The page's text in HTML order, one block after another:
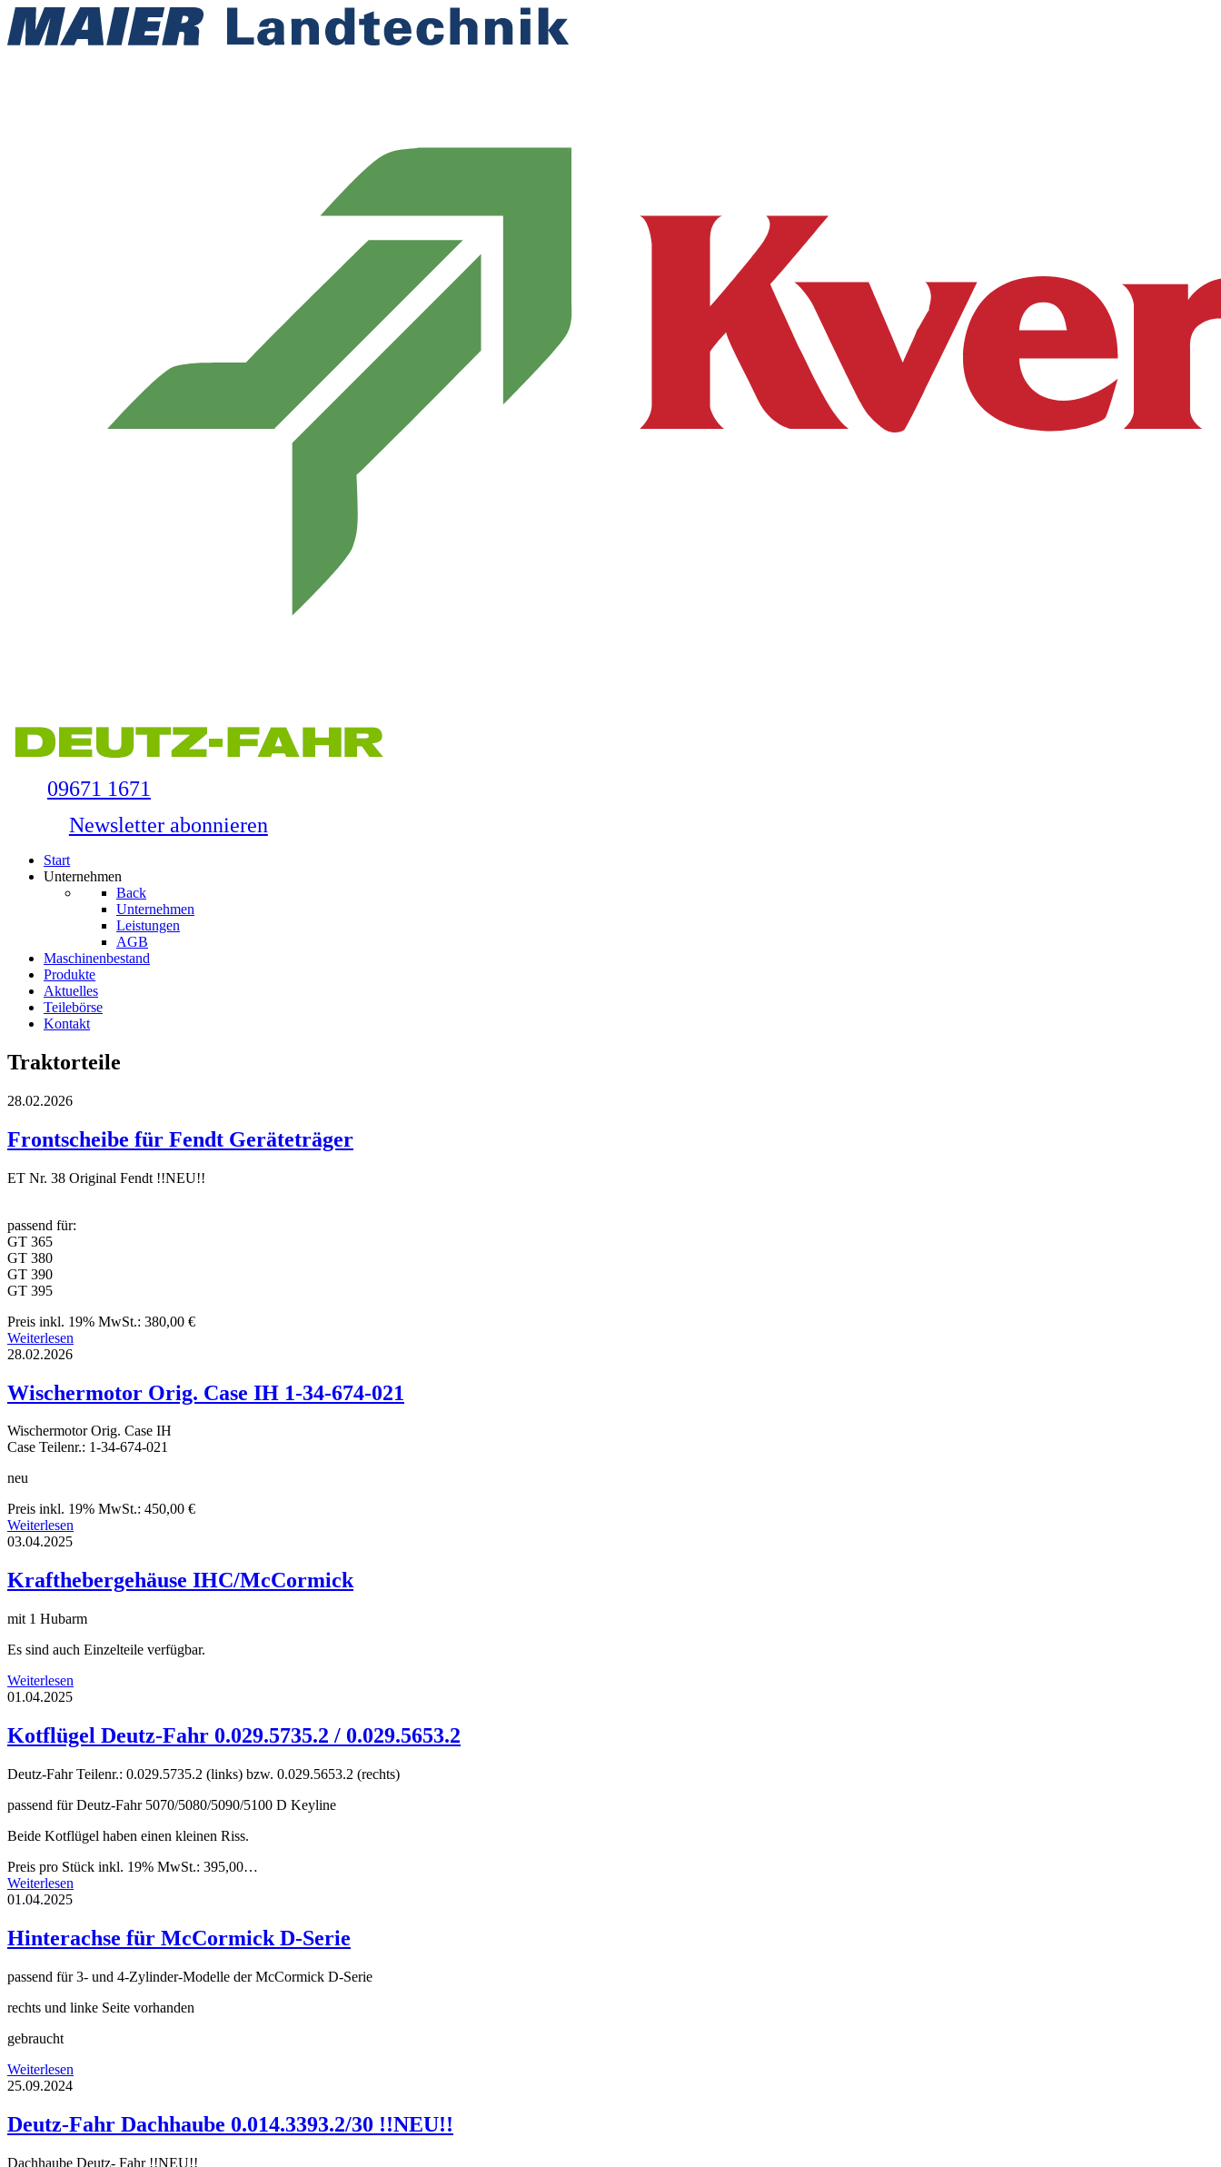
09671 1671
Newsletter abonnieren
Start
Unternehmen
Back
Unternehmen
Leistungen
AGB
Maschinenbestand
Produkte
Aktuelles
Teilebörse
Kontakt
Traktorteile
28.02.2026
Frontscheibe für Fendt Geräteträger
ET Nr. 38 Original Fendt !!NEU!!
passend für:
GT 365
GT 380
GT 390
GT 395
Preis inkl. 19% MwSt.: 380,00 €
Weiterlesen
28.02.2026
Wischermotor Orig. Case IH 1-34-674-021
Wischermotor Orig. Case IH
Case Teilenr.: 1-34-674-021
neu
Preis inkl. 19% MwSt.: 450,00 €
Weiterlesen
03.04.2025
Krafthebergehäuse IHC/McCormick
mit 1 Hubarm
Es sind auch Einzelteile verfügbar.
Weiterlesen
01.04.2025
Kotflügel Deutz-Fahr 0.029.5735.2 / 0.029.5653.2
Deutz-Fahr Teilenr.: 0.029.5735.2 (links) bzw. 0.029.5653.2 (rechts)
passend für Deutz-Fahr 5070/5080/5090/5100 D Keyline
Beide Kotflügel haben einen kleinen Riss.
Preis pro Stück inkl. 19% MwSt.: 395,00…
Weiterlesen
01.04.2025
Hinterachse für McCormick D-Serie
passend für 3- und 4-Zylinder-Modelle der McCormick D-Serie
rechts und linke Seite vorhanden
gebraucht
Weiterlesen
25.09.2024
Deutz-Fahr Dachhaube 0.014.3393.2/30 !!NEU!!
Dachhaube Deutz- Fahr !!NEU!!